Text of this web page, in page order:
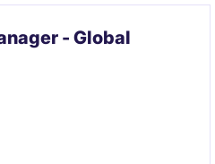
- Global